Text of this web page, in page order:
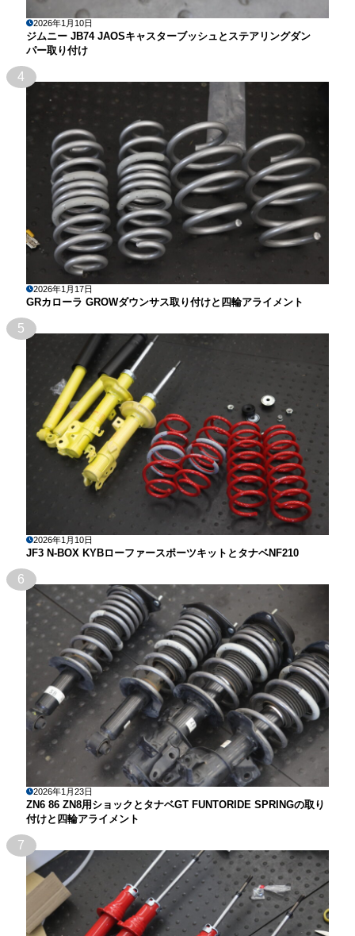
2026年1月10日
ジムニー JB74 JAOSキャスターブッシュとステアリングダン
パー取り付け
4
2026年1月17日
GRカローラ GROWダウンサス取り付けと四輪アライメント
5
2026年1月10日
JF3 N-BOX KYBローファースポーツキットとタナベNF210
6
2026年1月23日
ZN6 86 ZN8用ショックとタナベGT FUNTORIDE SPRINGの取り
付けと四輪アライメント
7